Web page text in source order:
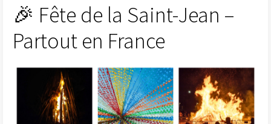
🎉 Fête de la Saint-Jean –
Partout en France